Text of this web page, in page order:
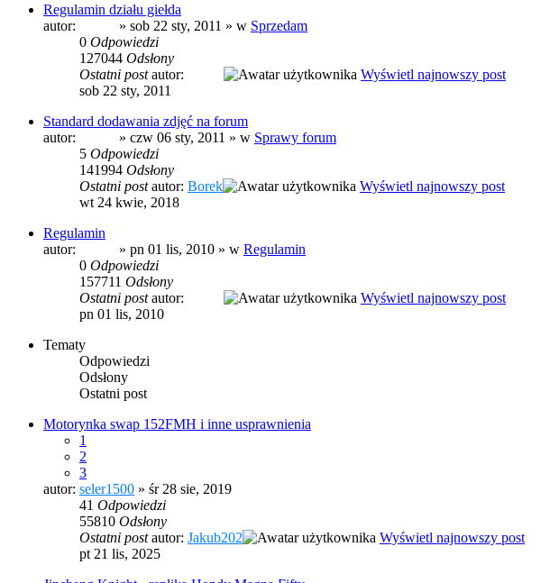
Regulamin działu giełda
autor:
» sob 22 sty, 2011 » w Sprzedam
0 Odpowiedzi
127044 Odsłony
Ostatni postautor:
Wyświetl najnowszy post
sob 22 sty, 2011
Standard dodawania zdjęć na forum
autor:
» czw 06 sty, 2011 » w Sprawy forum
5 Odpowiedzi
141994 Odsłony
Ostatni postautor: Borek
Wyświetl najnowszy post
wt 24 kwie, 2018
Regulamin
autor:
» pn 01 lis, 2010 » w Regulamin
0 Odpowiedzi
157711 Odsłony
Ostatni postautor:
Wyświetl najnowszy post
pn 01 lis, 2010
Tematy
Odpowiedzi
Odsłony
Ostatni post
Motorynka swap 152FMH i inne usprawnienia
1
2
3
autor: seler1500 » śr 28 sie, 2019
41 Odpowiedzi
55810 Odsłony
Ostatni postautor: Jakub202
Wyświetl najnowszy post
pt 21 lis, 2025